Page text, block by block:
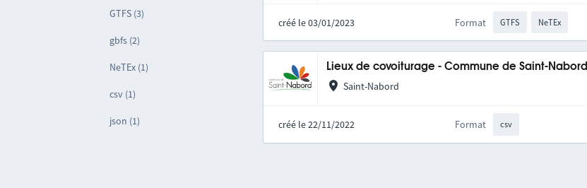
GTFS (3)
gbfs (2)
NeTEx (1)
csv (1)
json (1)
créé le 03/01/2023 Format GTFS NeTEx
Lieux de covoiturage - Commune de Saint-Nabord
Saint-Nabord
créé le 22/11/2022 Format csv